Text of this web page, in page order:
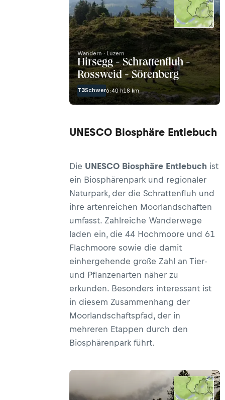
Wandern · Luzern
Hirsegg - Schrattenfluh -
Rossweid - Sörenberg
T3Schwer6:40 h18 km
UNESCO Biosphäre Entlebuch
Die UNESCO Biosphäre Entlebuch ist
ein Biosphärenpark und regionaler
Naturpark, der die Schrattenfluh und
ihre artenreichen Moorlandschaften
umfasst. Zahlreiche Wanderwege
laden ein, die 44 Hochmoore und 61
Flachmoore sowie die damit
einhergehende große Zahl an Tier-
und Pflanzenarten näher zu
erkunden. Besonders interessant ist
in diesem Zusammenhang der
Moorlandschaftspfad, der in
mehreren Etappen durch den
Biosphärenpark führt.